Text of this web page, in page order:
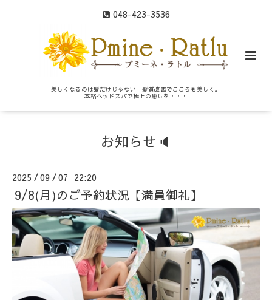
048-423-3536
美しくなるのは髪だけじゃない 髪質改善でこころも美しく。
本格ヘッドスパで極上の癒しを・・・
お知らせ🔈
2025 /09 /07 22:20
9/8(月)のご予約状況【満員御礼】